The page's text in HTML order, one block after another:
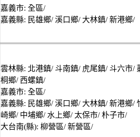
嘉義市: 全區/
嘉義縣: 民雄鄉/ 溪口鄉/ 大林鎮/ 新港鄉/
雲林縣: 北港鎮/ 斗南鎮/ 虎尾鎮/ 斗六市/
桐鄉/ 西螺鎮/
嘉義市: 全區/
嘉義縣: 民雄鄉/ 溪口鄉/ 大林鎮/ 新港鄉/
崎鄉/ 中埔鄉/ 水上鄉/ 太保市/ 朴子市/
大台南(縣): 柳營區/ 新營區/